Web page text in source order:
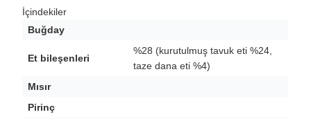
İçindekiler
Buğday
Et bileşenleri
%28 (kurutulmuş tavuk eti %24,
taze dana eti %4)
Mısır
Pirinç